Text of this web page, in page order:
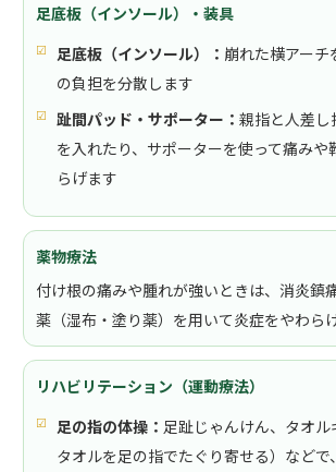
足底板（インソール）・装具
足底板（インソール）： 崩れた横アー
の負担を分散します
趾間パッド・サポーター： 親指と人差し
を入れたり、サポーターを使って痛みや
らげます
薬物療法
付け根の痛みや腫れが強いときは、消炎鎮
薬（湿布・塗り薬）を用いて炎症をやわらげ
リハビリテーション（運動療法）
足の指の体操： 足趾じゃんけん、タオ
タオルを足の指でたぐり寄せる）などで